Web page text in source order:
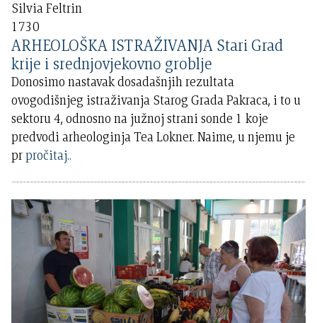
Silvia Feltrin
1730
ARHEOLOŠKA ISTRAŽIVANJA Stari Grad
krije i srednjovjekovno groblje
Donosimo nastavak dosadašnjih rezultata
ovogodišnjeg istraživanja Starog Grada Pakraca, i to u
sektoru 4, odnosno na južnoj strani sonde 1 koje
predvodi arheologinja Tea Lokner. Naime, u njemu je
prpročitaj..